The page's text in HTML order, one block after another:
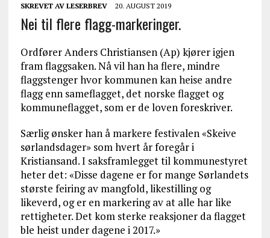
SKREVET AV LESERBREV 20. AUGUST 2019
Nei til flere flagg-markeringer.
Ordfører Anders Christiansen (Ap) kjører igjen
fram flaggsaken. Nå vil han ha flere, mindre
flaggstenger hvor kommunen kan heise andre
flagg enn sameflagget, det norske flagget og
kommuneflagget, som er de loven foreskriver.
Særlig ønsker han å markere festivalen «Skeive
sørlandsdager» som hvert år foregår i
Kristiansand. I saksframlegget til kommunestyret
heter det: «Disse dagene er for mange Sørlandets
største feiring av mangfold, likestilling og
likeverd, og er en markering av at alle har like
rettigheter. Det kom sterke reaksjoner da flagget
ble heist under dagene i 2017.»